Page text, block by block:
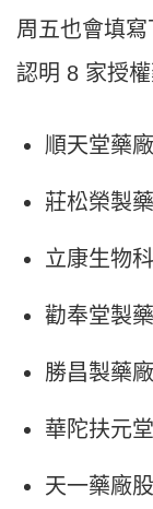
周五也會填
認明 8 家授
順天堂藥
莊松榮製
立康生物
勸奉堂製
勝昌製藥
華陀扶元
天一藥廠